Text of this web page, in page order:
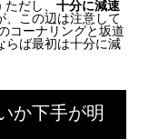
だし、 十分に減速
、この辺は注意して
コーナリングと坂道
らば最初は十分に減
か下手が明